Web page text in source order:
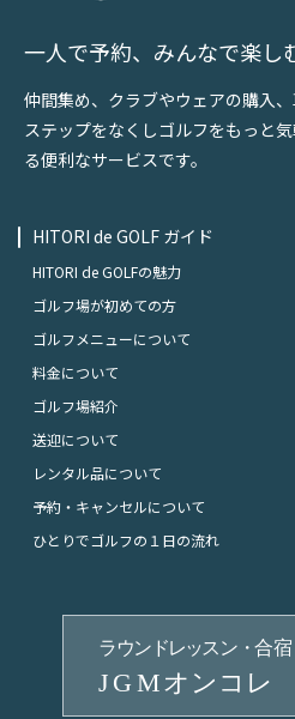
一人で予約、みんなで楽し
仲間集め、クラブやウェアの購入
ステップをなくしゴルフをもっと
る便利なサービスです。
HITORI de GOLF ガイド
HITORI de GOLFの魅力
ゴルフ場が初めての方
ゴルフメニューについて
料金について
ゴルフ場紹介
送迎について
レンタル品について
予約・キャンセルについて
ひとりでゴルフの１日の流れ